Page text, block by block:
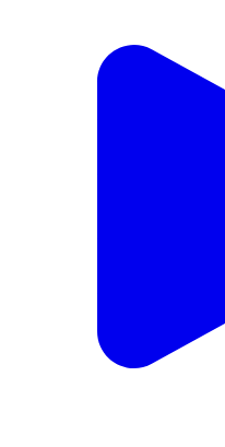
मेहदावल: मेहदावल थाना